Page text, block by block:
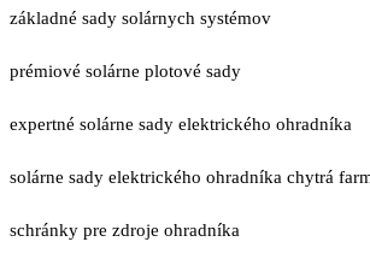
základné sady solárnych systémov
prémiové solárne plotové sady
expertné solárne sady elektrického ohradníka
solárne sady elektrického ohradníka chytrá
schránky pre zdroje ohradníka